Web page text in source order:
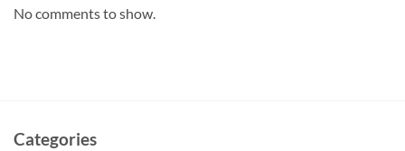
No comments to show.
Categories